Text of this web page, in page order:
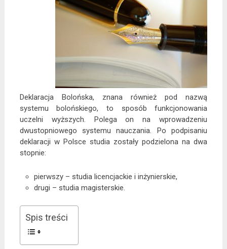
Deklaracja Bolońska, znana również pod nazwą
systemu bolońskiego, to sposób funkcjonowania
uczelni wyższych. Polega on na wprowadzeniu
dwustopniowego systemu nauczania. Po podpisaniu
deklaracji w Polsce studia zostały podzielona na dwa
stopnie:
pierwszy – studia licencjackie i inżynierskie,
drugi – studia magisterskie.
Spis treści